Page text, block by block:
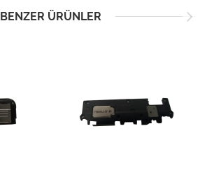
BENZER ÜRÜNLER